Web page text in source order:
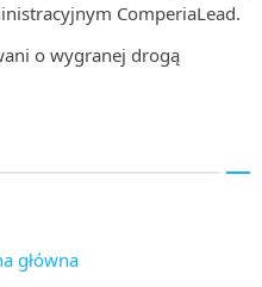
ComperiaLead.
o wygranej drogą
główna